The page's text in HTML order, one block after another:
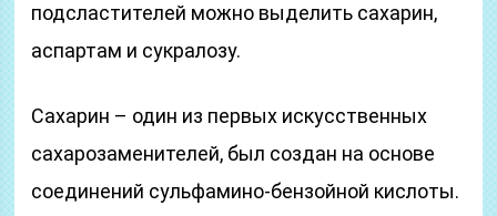
подсластителей можно выделить сахарин,
аспартам и сукралозу.
Сахарин – один из первых искусственных
сахарозаменителей, был создан на основе
соединений сульфамино-бензойной кислоты.